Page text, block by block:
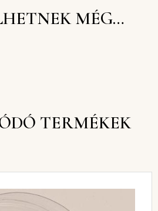
MÉG…
TERMÉKEK